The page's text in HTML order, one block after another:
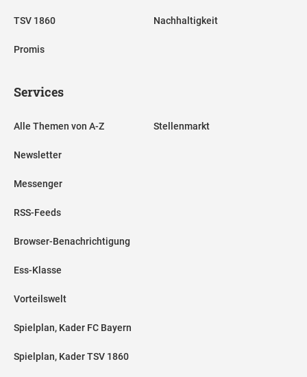
TSV 1860
Promis
Nachhaltigkeit
Services
Alle Themen von A-Z
Newsletter
Messenger
RSS-Feeds
Browser-Benachrichtigung
Ess-Klasse
Vorteilswelt
Spielplan, Kader FC Bayern
Spielplan, Kader TSV 1860
Stellenmarkt